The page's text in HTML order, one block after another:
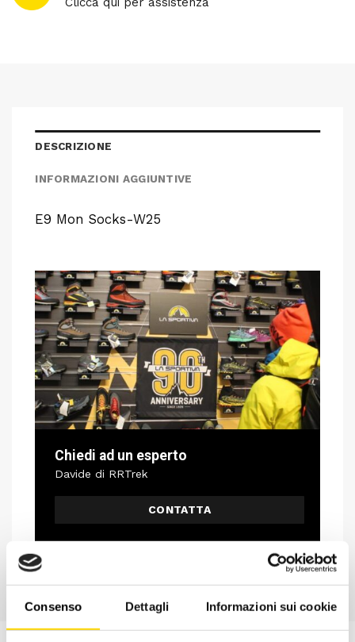
Consenso Dettagli Informazioni sui cookie
Chiedi ad un esperto
Davide di RRTrek
CONTATTA
DESCRIZIONE
INFORMAZIONI AGGIUNTIVE
E9 Mon Socks-W25